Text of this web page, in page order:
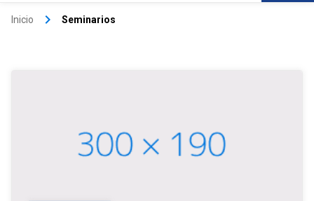
Inicio keyboard_arrow_right Seminarios